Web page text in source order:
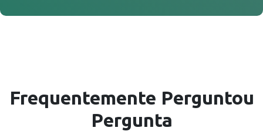
Frequentemente Perguntou
Pergunta